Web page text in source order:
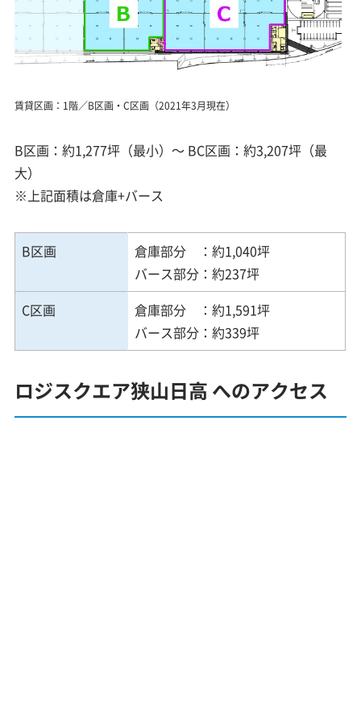
賃貸区画：1階／B区画・C区画（2021年3月現在）
B区画：約1,277坪（最小）～ BC区画：約3,207坪（最
大）
※上記面積は倉庫+バース
B区画
倉庫部分 ：約1,040坪
バース部分：約237坪
C区画
倉庫部分 ：約1,591坪
バース部分：約339坪
ロジスクエア狭山日高 へのアクセス